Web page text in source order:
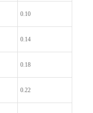
0.10
0.14
0.18
0.22